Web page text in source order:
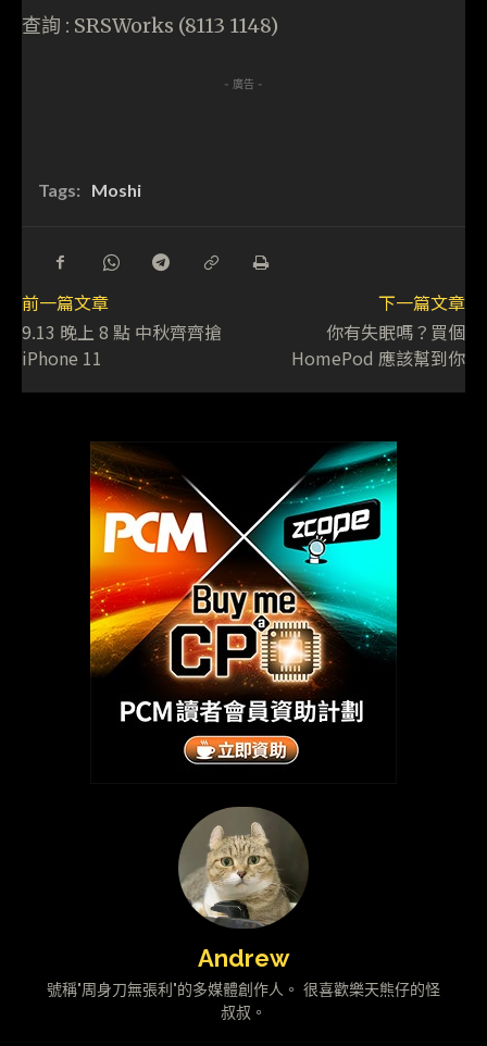
查詢 : SRSWorks (8113 1148)
- 廣告 -
Tags: Moshi
前一篇文章
9.13 晚上 8 點 中秋齊齊搶
iPhone 11
下一篇文章
你有失眠嗎？買個
HomePod 應該幫到你
Andrew
號稱"周身刀無張利"的多媒體創作人。 很喜歡樂天熊仔的怪
叔叔。